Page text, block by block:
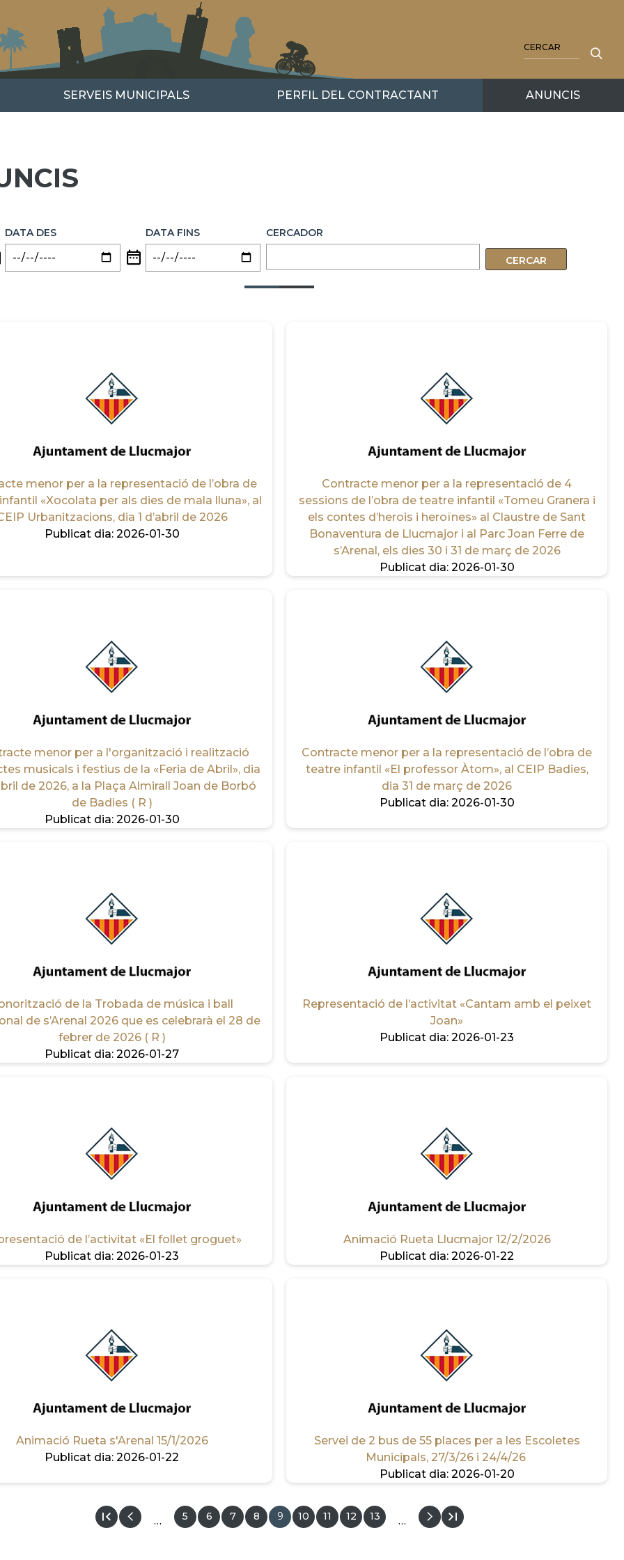
SERVEIS MUNICIPALS PERFIL DEL CONTRACTANT ANUNCIS
DATA DES DATA FINS CERCADOR
menor per a la representació de l’obra de
«Xocolata per als dies de mala lluna», al
Urbanitzacions, dia 1 d’abril de 2026
Publicat dia: 2026-01-30
Contracte menor per a la representació de 4
sessions de l’obra de teatre infantil «Tomeu Granera i
els contes d’herois i heroïnes» al Claustre de Sant
Bonaventura de Llucmajor i al Parc Joan Ferre de
s’Arenal, els dies 30 i 31 de març de 2026
Publicat dia: 2026-01-30
menor per a l'organització i realització
musicals i festius de la «Feria de Abril», dia
de 2026, a la Plaça Almirall Joan de Borbó
de Badies ( R )
Publicat dia: 2026-01-30
Contracte menor per a la representació de l’obra de
teatre infantil «El professor Àtom», al CEIP Badies,
dia 31 de març de 2026
Publicat dia: 2026-01-30
de la Trobada de música i ball
de s’Arenal 2026 que es celebrarà el 28 de
febrer de 2026 ( R )
Publicat dia: 2026-01-27
Representació de l’activitat «Cantam amb el peixet
Joan»
Publicat dia: 2026-01-23
de l’activitat «El follet groguet»
Publicat dia: 2026-01-23
Animació Rueta Llucmajor 12/2/2026
Publicat dia: 2026-01-22
Animació Rueta s'Arenal 15/1/2026
Publicat dia: 2026-01-22
Servei de 2 bus de 55 places per a les Escoletes
Municipals, 27/3/26 i 24/4/26
Publicat dia: 2026-01-20
… Pàgina
5 Pàgina
6 Pàgina
7 Pàgina
8
Pàgina
actual
9 Pàgina
10 Pàgina
11 Pàgina
12 Pàgina
13 …